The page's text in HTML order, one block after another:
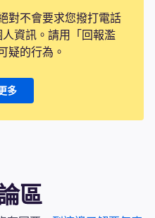
對不會要求您撥打電話
資訊。請用「回報濫
疑的行為。
多
區